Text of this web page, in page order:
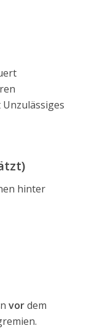
hinter
vordem